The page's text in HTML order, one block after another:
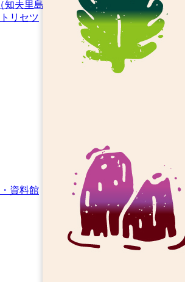
れたい
を 2 回
用意し
てくれ
まし
た。彼
した！
食後は
梅酒を
飲みな
がら、
お話を
しなが
ら楽し
で
気
知夫里島）
リセツ
資料館